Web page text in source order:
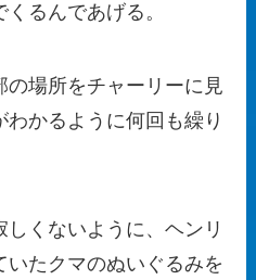
るんであげる。
の場所をチャーリーに見
かるように何回も繰り
くないように、ヘンリ
たクマのぬいぐるみを